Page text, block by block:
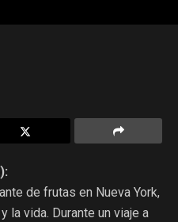
de frutas en Nueva York,
la vida. Durante un viaje a